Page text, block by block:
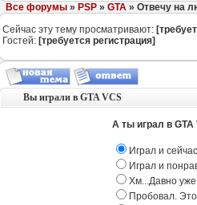
Все форумы» PSP» GTA» Отвечу на
Сейчас эту тему просматривают:
Гостей: [требуется регистрация]
Вы играли в GTA VCS
А ты играл в GTA
Играл и
Играл и
Хм...Давно уже
Пробовал.